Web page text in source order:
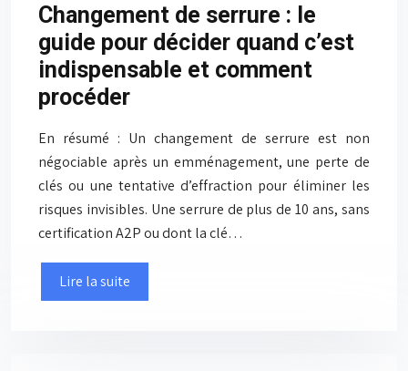
Changement de serrure : le
guide pour décider quand c’est
indispensable et comment
procéder
En résumé : Un changement de serrure est non
négociable après un emménagement, une perte de
clés ou une tentative d’effraction pour éliminer les
risques invisibles. Une serrure de plus de 10 ans, sans
certification A2P ou dont la clé…
Lire la suite